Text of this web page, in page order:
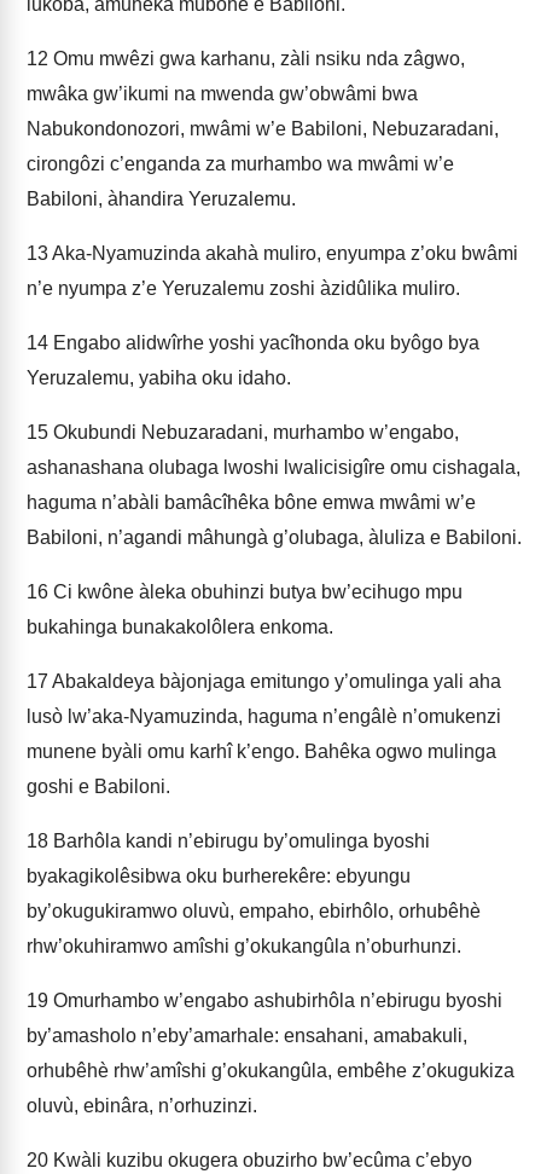
lukoba, amuhêka mubohe e Babiloni.
12 Omu mwêzi gwa karhanu, zàli nsiku nda zâgwo,
mwâka gw’ikumi na mwenda gw’obwâmi bwa
Nabukondonozori, mwâmi w’e Babiloni, Nebuzaradani,
cirongôzi c’enganda za murhambo wa mwâmi w’e
Babiloni, àhandira Yeruzalemu.
13Aka-Nyamuzinda akahà muliro, enyumpa z’oku bwâmi
n’e­ nyumpa z’e Yeruzalemu zoshi àzidûlika muliro.
14 Engabo alidwîrhe yoshi yacîhonda oku byôgo bya
Yeruzalemu, yabiha oku idaho.
15 Okubundi Nebuzaradani, murhambo w’engabo,
ashanashana olubaga lwoshi lwalicisigîre omu cishagala,
haguma n’abàli bamâcîhêka bône emwa mwâmi w’e
Babiloni, n’agandi mâhungà g’olubaga, àluliza e Babiloni.
16 Ci­ kwône àleka obuhinzi butya bw’ecihugo mpu
bukahinga bunakakolôlera e­nkoma.
17 Abakaldeya bàjonjaga emitungo y’omulinga yali aha
lusò lw’aka-Nyamuzinda, haguma n’engâlè n’omukenzi
munene byàli omu karhî k’engo. Bahêka ogwo mulinga
goshi e Babiloni.
18 Barhôla kandi n’ebirugu by’omulinga byoshi
byakagikolêsibwa oku burherekêre: ebyungu
by’okugukiramwo oluvù, empaho, ebirhôlo, orhubêhè
rhw’okuhiramwo amîshi g’okukangûla n’oburhunzi.
19 Omurhambo w’engabo ashubirhôla n’ebirugu byoshi
by’amasholo n’e­by’amarhale: ensahani, amabakuli,
orhubêhè rhw’amîshi g’okukangûla, embêhe z’okugukiza
oluvù, ebinâra, n’orhuzinzi.
20 Kwàli kuzibu okugera obuzirho bw’ecûma c’ebyo